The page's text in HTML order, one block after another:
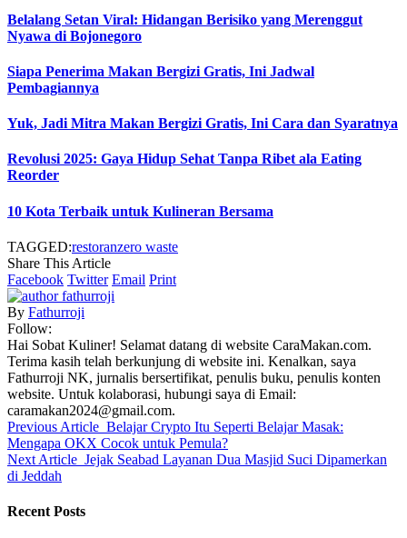
Belalang Setan Viral: Hidangan Berisiko yang Merenggut
Nyawa di Bojonegoro
Siapa Penerima Makan Bergizi Gratis, Ini Jadwal
Pembagiannya
Yuk, Jadi Mitra Makan Bergizi Gratis, Ini Cara dan Syaratnya
Revolusi 2025: Gaya Hidup Sehat Tanpa Ribet ala Eating
Reorder
10 Kota Terbaik untuk Kulineran Bersama
TAGGED:restoranzero waste
Share This Article
Facebook Twitter Email Print
By Fathurroji
Follow:
Hai Sobat Kuliner! Selamat datang di website CaraMakan.com.
Terima kasih telah berkunjung di website ini. Kenalkan, saya
Fathurroji NK, jurnalis bersertifikat, penulis buku, penulis konten
website. Untuk kolaborasi, hubungi saya di Email:
caramakan2024@gmail.com.
Previous Article Belajar Crypto Itu Seperti Belajar Masak:
Mengapa OKX Cocok untuk Pemula?
Next Article Jejak Seabad Layanan Dua Masjid Suci Dipamerkan
di Jeddah
Recent Posts